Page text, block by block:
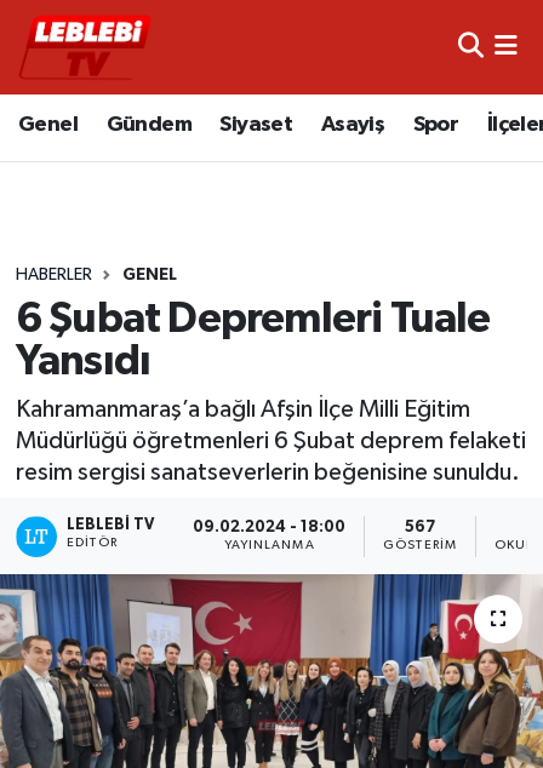
Genel Gündem Siyaset Asayiş Spor
HABERLER GENEL
6 Şubat Depremleri Tuale
Yansıdı
Kahramanmaraş’a bağlı Afşin İlçe Milli Eğitim
Müdürlüğü öğretmenleri 6 Şubat deprem felaketi
resim sergisi sanatseverlerin beğenisine sunuldu.
LEBLEBI TV
EDITÖR
09.02.2024 - 18:00
YAYINLANMA
567
GÖSTERIM
Hava Durumu
Süper Lig Puan Durumu ve Fikstür
Tüm Manşetler
Son Dakika Haberleri
Haber Arşivi